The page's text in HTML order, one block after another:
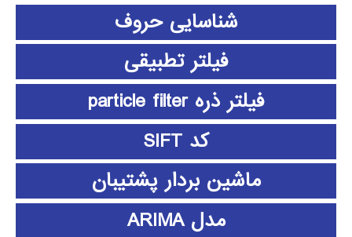
شناسایی حروف
فیلتر تطبیقی
فیلتر ذره particle filter
کد SIFT
ماشین بردار پشتیبان
مدل ARIMA